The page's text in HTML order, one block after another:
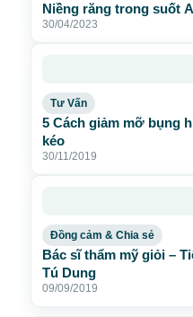
Niềng răng trong suốt
30/04/2023
Tư Vấn
5 Cách giảm mỡ bụng
kéo
30/11/2019
Đồng cảm & Chia sẻ
Bác sĩ thẩm mỹ giỏi –
Tú Dung
09/09/2019